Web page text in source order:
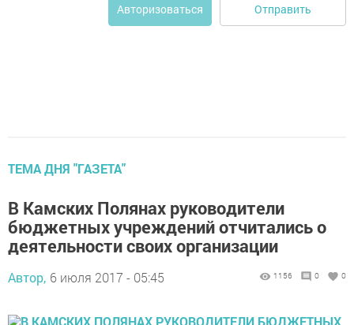
Авторизоваться Отправить
ТЕМА ДНЯ "ГАЗЕТА"
В Камских Полянах руководители
бюджетных учреждений отчитались о
деятельности своих организации
Автор, 6 июля 2017 - 05:45 1156 0 0